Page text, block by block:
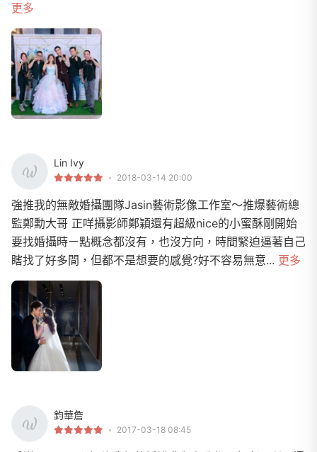
更多
Lin Ivy
2018-03-14 20:00
強推我的無敵婚攝團隊Jasin藝術影像工作室～推爆藝術總
監鄭勳大哥 正咩攝影師鄭穎還有超級nice的小蜜酥剛開始
要找婚攝時ㄧ點概念都沒有，也沒方向，時間緊迫逼著自己
瞎找了好多間，但都不是想要的感覺?好不容易無意... 更多
鈞華詹
2017-03-18 08:45